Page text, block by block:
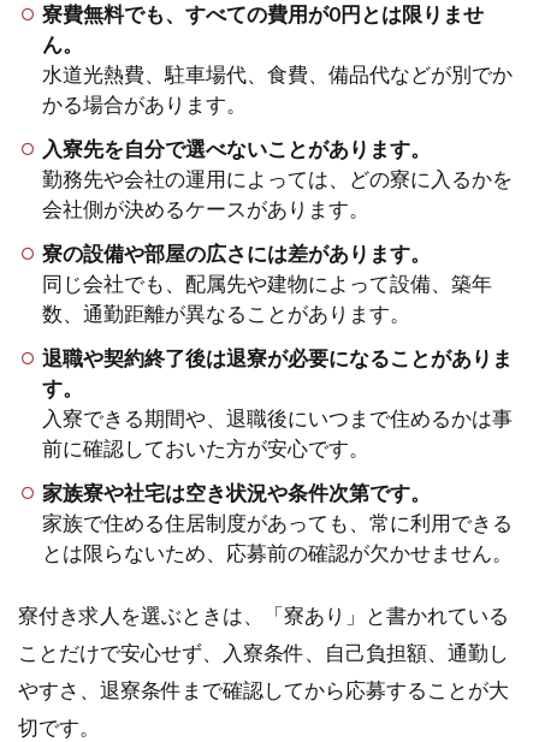
寮費無料でも、すべての費用が0円とは限りませ
ん。
水道光熱費、駐車場代、食費、備品代などが別でか
かる場合があります。
入寮先を自分で選べないことがあります。
勤務先や会社の運用によっては、どの寮に入るかを
会社側が決めるケースがあります。
寮の設備や部屋の広さには差があります。
同じ会社でも、配属先や建物によって設備、築年
数、通勤距離が異なることがあります。
退職や契約終了後は退寮が必要になることがありま
す。
入寮できる期間や、退職後にいつまで住めるかは事
前に確認しておいた方が安心です。
家族寮や社宅は空き状況や条件次第です。
家族で住める住居制度があっても、常に利用できる
とは限らないため、応募前の確認が欠かせません。
寮付き求人を選ぶときは、「寮あり」と書かれている
ことだけで安心せず、入寮条件、自己負担額、通勤し
やすさ、退寮条件まで確認してから応募することが大
切です。